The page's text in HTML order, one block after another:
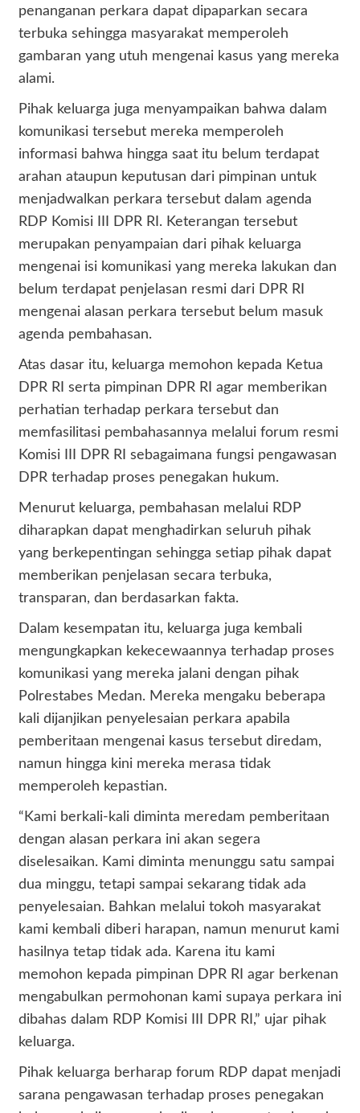
penanganan perkara dapat dipaparkan secara
terbuka sehingga masyarakat memperoleh
gambaran yang utuh mengenai kasus yang mereka
alami.
Pihak keluarga juga menyampaikan bahwa dalam
komunikasi tersebut mereka memperoleh
informasi bahwa hingga saat itu belum terdapat
arahan ataupun keputusan dari pimpinan untuk
menjadwalkan perkara tersebut dalam agenda
RDP Komisi III DPR RI. Keterangan tersebut
merupakan penyampaian dari pihak keluarga
mengenai isi komunikasi yang mereka lakukan dan
belum terdapat penjelasan resmi dari DPR RI
mengenai alasan perkara tersebut belum masuk
agenda pembahasan.
Atas dasar itu, keluarga memohon kepada Ketua
DPR RI serta pimpinan DPR RI agar memberikan
perhatian terhadap perkara tersebut dan
memfasilitasi pembahasannya melalui forum resmi
Komisi III DPR RI sebagaimana fungsi pengawasan
DPR terhadap proses penegakan hukum.
Menurut keluarga, pembahasan melalui RDP
diharapkan dapat menghadirkan seluruh pihak
yang berkepentingan sehingga setiap pihak dapat
memberikan penjelasan secara terbuka,
transparan, dan berdasarkan fakta.
Dalam kesempatan itu, keluarga juga kembali
mengungkapkan kekecewaannya terhadap proses
komunikasi yang mereka jalani dengan pihak
Polrestabes Medan. Mereka mengaku beberapa
kali dijanjikan penyelesaian perkara apabila
pemberitaan mengenai kasus tersebut diredam,
namun hingga kini mereka merasa tidak
memperoleh kepastian.
“Kami berkali-kali diminta meredam pemberitaan
dengan alasan perkara ini akan segera
diselesaikan. Kami diminta menunggu satu sampai
dua minggu, tetapi sampai sekarang tidak ada
penyelesaian. Bahkan melalui tokoh masyarakat
kami kembali diberi harapan, namun menurut kami
hasilnya tetap tidak ada. Karena itu kami
memohon kepada pimpinan DPR RI agar berkenan
mengabulkan permohonan kami supaya perkara ini
dibahas dalam RDP Komisi III DPR RI,” ujar pihak
keluarga.
Pihak keluarga berharap forum RDP dapat menjadi
sarana pengawasan terhadap proses penegakan